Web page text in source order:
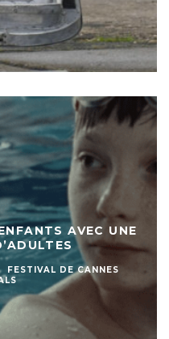
AVEC UNE
FESTIVAL DE CANNES